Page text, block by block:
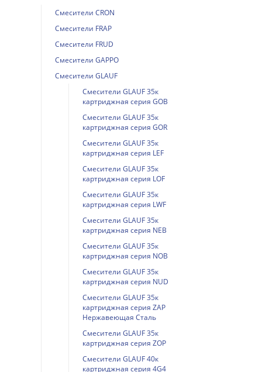
Смесители CRON
Смесители FRAP
Смесители FRUD
Смесители GAPPO
Смесители GLAUF
Смесители GLAUF 35к
картриджная серия GOB
Смесители GLAUF 35к
картриджная серия GOR
Смесители GLAUF 35к
картриджная серия LEF
Смесители GLAUF 35к
картриджная серия LOF
Смесители GLAUF 35к
картриджная серия LWF
Смесители GLAUF 35к
картриджная серия NEB
Смесители GLAUF 35к
картриджная серия NOB
Смесители GLAUF 35к
картриджная серия NUD
Смесители GLAUF 35к
картриджная серия ZAP
Нержавеющая Сталь
Смесители GLAUF 35к
картриджная серия ZOP
Смесители GLAUF 40к
картриджная серия 4G4